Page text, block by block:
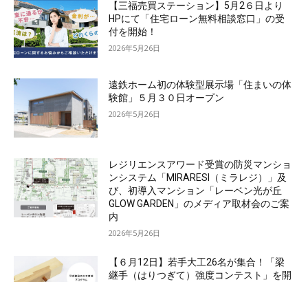
【三福売買ステーション】5月2６日より
HPにて「住宅ローン無料相談窓口」の受
付を開始！
2026年5月26日
遠鉄ホーム初の体験型展示場「住まいの体
験館」５月３０日オープン
2026年5月26日
レジリエンスアワード受賞の防災マンショ
ンシステム「MIRARESI（ミラレジ）」及
び、初導入マンション「レーベン光が丘
GLOW GARDEN」のメディア取材会のご案
内
2026年5月26日
【６月12日】若手大工26名が集合！「梁
継手（はりつぎて）強度コンテスト」を開